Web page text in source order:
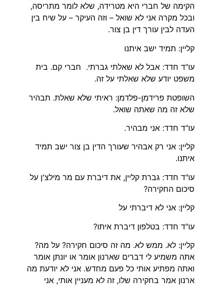
הקימה של חברי היא מטרידה, שלא לומר מתריסה,
ובכל מקרה אני לא שואל – וזה העיקר – על שיח בין
העדה לבין עורך דין בן צור.
קליין: תמיד ישב איתנו
עו"ד חדד: אבל לא שאלתי גברתי. חברי קם. בית
משפט יודע שלא שאלתי על זה.
השופטת פרידמן-פלדמן: ראיתי שלא שאלת. תבהיר
שלא זה מה שאתה שואל.
עו"ד חדד: אני מבהיר.
קליין: אני רק אבהיר שעורך הדין בן צור ישב תמיד
איתנו.
עו"ד חדד: גברת קליין, את דיברת עם מר מילצ'ן על
סיכום החקירה?
קליין: אני לא דיברתי על
עו"ד חדד: בטלפון דיברת איתו?
קליין: לא. ממש לא. מה זה סיכום חקירה? על מה?
אתה משמיע לי דברים שארנון אומר או יונתן אומר
ואתה מפתיע אותי כל פעם מחדש. אני לא יודעת מה
ארנון אמר בחקירה שלו, זה לא מעניין אותי, אני